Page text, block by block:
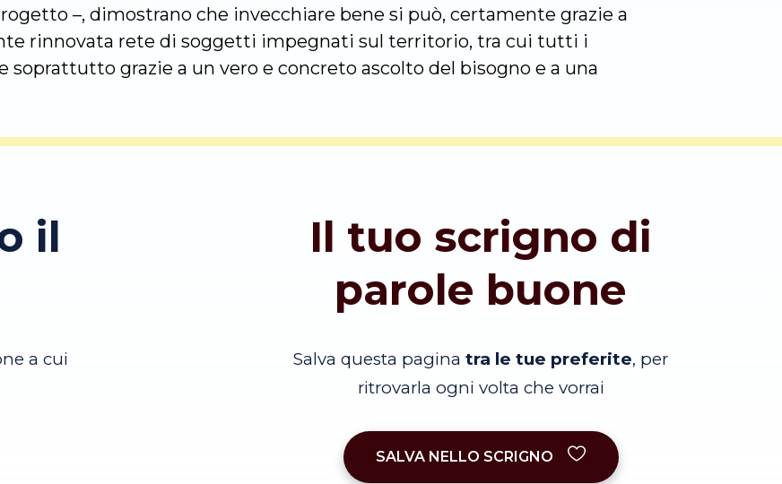
–, dimostrano che invecchiare bene si può, certamente grazie a
rinnovata rete di soggetti impegnati sul territorio, tra cui tutti i
soprattutto grazie a un vero e concreto ascolto del bisogno e a una
il
a cui
Il tuo scrigno di
parole buone
Salva questa pagina tra le tue preferite, per
ritrovarla ogni volta che vorrai
SALVA NELLO SCRIGNO